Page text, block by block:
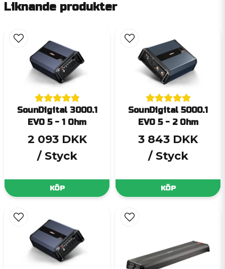
Liknande produkter
SounDigital 3000.1
EVO 5 - 1 Ohm
2 093 DKK
/ Styck
KÖP
SounDigital 5000.1
EVO 5 - 2 Ohm
3 843 DKK
/ Styck
KÖP